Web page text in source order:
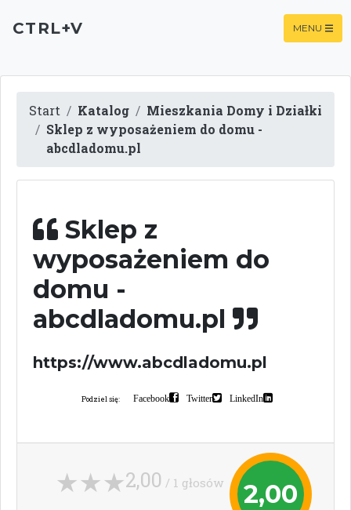
CTRL+V MENU
Start Katalog
Mieszkania Domy i Działki
Sklep z wyposażeniem do domu -
abcdladomu.pl
Sklep z
wyposażeniem do
domu -
abcdladomu.pl
https://www.abcdladomu.pl
Podziel się: Facebook Twitter LinkedIn
2,00
2,00 / 1 głosów